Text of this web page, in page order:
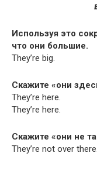
Используя это
что они большие.
They’re big.
Скажите «они
They’re here.
They’re here.
Скажите «они не
They’re not over there.